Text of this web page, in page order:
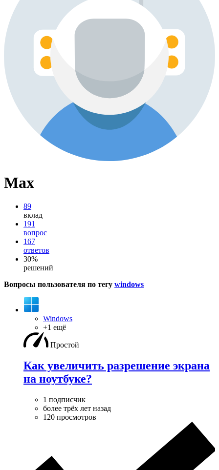
Max
89
вклад
191
вопрос
167
ответов
30%
решений
Вопросы пользователя по тегу windows
Windows
+1 ещё
Простой
Как увеличить разрешение экрана
на ноутбуке?
1 подписчик
более трёх лет назад
120 просмотров